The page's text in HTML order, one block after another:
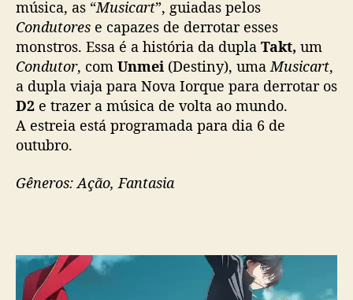
música, as “Musicart”, guiadas pelos
Condutores e capazes de derrotar esses
monstros. Essa é a história da dupla Takt, um
Condutor, com Unmei (Destiny), umaMusicart,
a dupla viaja para Nova Iorque para derrotar os
D2 e trazer a música de volta ao mundo.
A estreia está programada para dia 6 de
outubro.
Gêneros: Ação, Fantasia